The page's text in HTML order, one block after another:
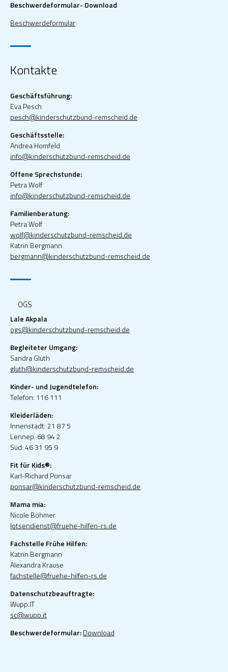
Beschwerdeformular- Download
Beschwerdeformular
Kontakte
Geschäftsführung:
Eva Pesch
pesch@kinderschutzbund-remscheid.de
Geschäftsstelle:
Andrea Homfeld
info@kinderschutzbund-remscheid.de
Offene Sprechstunde:
Petra Wolf
info@kinderschutzbund-remscheid.de
Familienberatung:
Petra Wolf
wolf@kinderschutzbund-remscheid.de
Katrin Bergmann
bergmann@kinderschutzbund-remscheid.de
OGS
Lale Akpala
ogs@kinderschutzbund-remscheid.de
Begleiteter Umgang:
Sandra Gluth
gluth@kinderschutzbund-remscheid.de
Kinder- und Jugendtelefon:
Telefon: 116 111
Kleiderläden:
Innenstadt: 21 87 5
Lennep: 68 94 2
Süd: 46 31 95 9
Fit für Kids®:
Karl-Richard Ponsar
ponsar@kinderschutzbund-remscheid.de
Mama mia:
Nicole Böhmer
lotsendienst@fruehe-hilfen-rs.de
Fachstelle Frühe Hilfen:
Katrin Bergmann
Alexandra Krause
fachstelle@fruehe-hilfen-rs.de
Datenschutzbeauftragte:
Wupp.IT
sc@wupp.it
Beschwerdeformular:Download